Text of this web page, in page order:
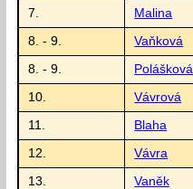
7. Malina
8. - 9. Vaňková
8. - 9. Polášková
10. Vávrová
11. Blaha
12. Vávra
13. Vaněk